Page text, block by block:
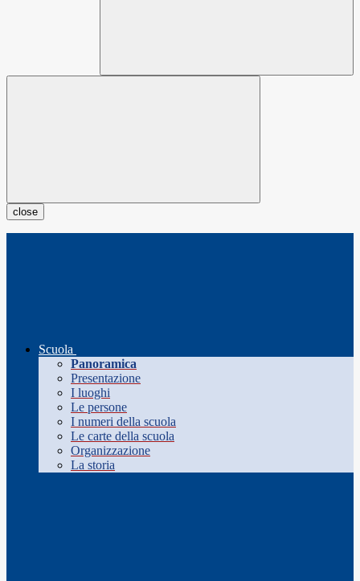
close
Scuola
Panoramica
Presentazione
I luoghi
Le persone
I numeri della scuola
Le carte della scuola
Organizzazione
La storia